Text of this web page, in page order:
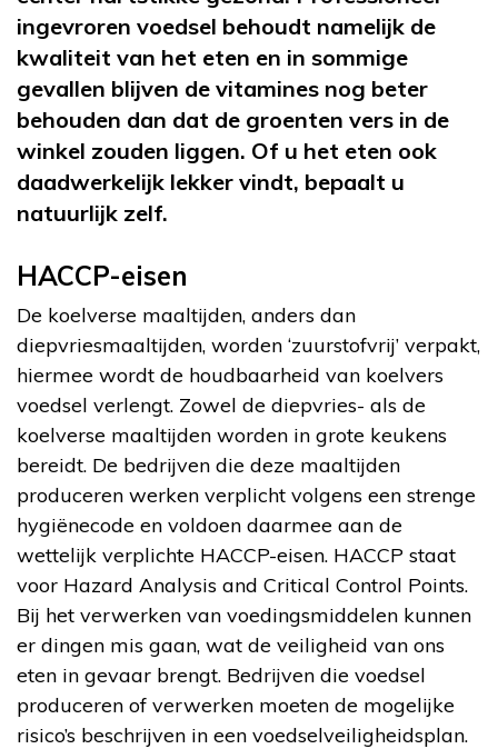
ingevroren voedsel behoudt namelijk de
kwaliteit van het eten en in sommige
gevallen blijven de vitamines nog beter
behouden dan dat de groenten vers in de
winkel zouden liggen. Of u het eten ook
daadwerkelijk lekker vindt, bepaalt u
natuurlijk zelf.
HACCP-eisen
De koelverse maaltijden, anders dan
diepvriesmaaltijden, worden ‘zuurstofvrij’ verpakt,
hiermee wordt de houdbaarheid van koelvers
voedsel verlengt. Zowel de diepvries- als de
koelverse maaltijden worden in grote keukens
bereidt. De bedrijven die deze maaltijden
produceren werken verplicht volgens een strenge
hygiënecode en voldoen daarmee aan de
wettelijk verplichte HACCP-eisen. HACCP staat
voor Hazard Analysis and Critical Control Points.
Bij het verwerken van voedingsmiddelen kunnen
er dingen mis gaan, wat de veiligheid van ons
eten in gevaar brengt. Bedrijven die voedsel
produceren of verwerken moeten de mogelijke
risico’s beschrijven in een voedselveiligheidsplan.